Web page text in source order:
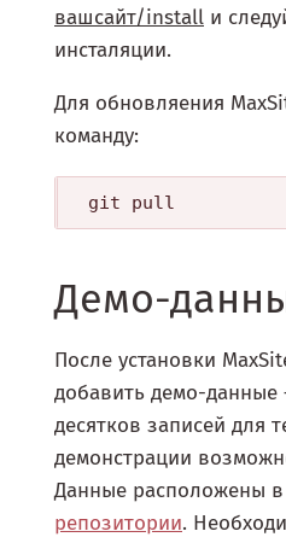
вашсайт/install и
инсталяции.
Для обновляения
команду:
Демо-
После установки
добавить демо-данные
десятков записей для
демонстрации
Данные расположены в
репозитории.